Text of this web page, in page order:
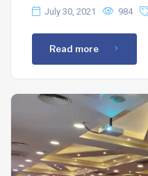
July 30, 2021 984
Read more